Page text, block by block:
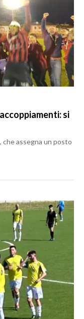
si
che assegna un posto